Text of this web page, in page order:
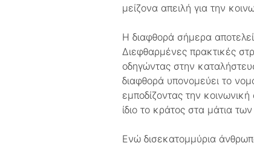
μείζονα απειλή για την
Η διαφθορά σήμερα
Διεφθαρμένες πρακτικές
οδηγώντας στην
διαφθορά υπονομεύει το
εμποδίζοντας την
ίδιο το κράτος στα μάτια
Ενώ δισεκατομμύρια